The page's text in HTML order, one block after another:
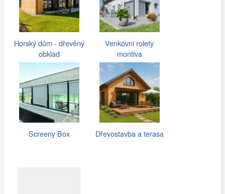
Horský dům - dřevěný
obklad
Venkovni rolety
montiva
Screeny Box Dřevostavba a terasa